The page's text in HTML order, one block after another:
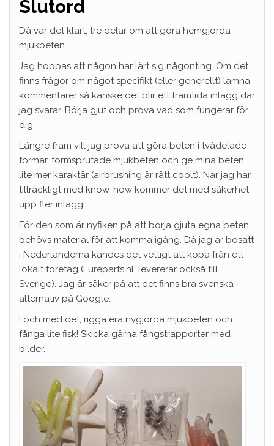
Slutord
Då var det klart, tre delar om att göra hemgjorda
mjukbeten.
Jag hoppas att någon har lärt sig någonting. Om det
finns frågor om något specifikt (eller generellt) lämna
kommentarer så kanske det blir ett framtida inlägg där
jag svarar. Börja gjut och prova vad som fungerar för
dig.
Längre fram vill jag prova att göra beten i tvådelade
formar, formsprutade mjukbeten och ge mina beten
lite mer karaktär (airbrushing är rätt coolt). När jag har
tillräckligt med know-how kommer det med säkerhet
upp fler inlägg!
För den som är nyfiken på att börja gjuta egna beten
behövs material för att komma igång. Då jag är bosatt
i Nederländerna kändes det vettigt att köpa från ett
lokalt företag (Lureparts.nl, levererar också till
Sverige). Jag är säker på att det finns bra svenska
alternativ på Google.
I och med det, rigga era nygjorda mjukbeten och
fånga lite fisk! Skicka gärna fångstrapporter med
bilder.